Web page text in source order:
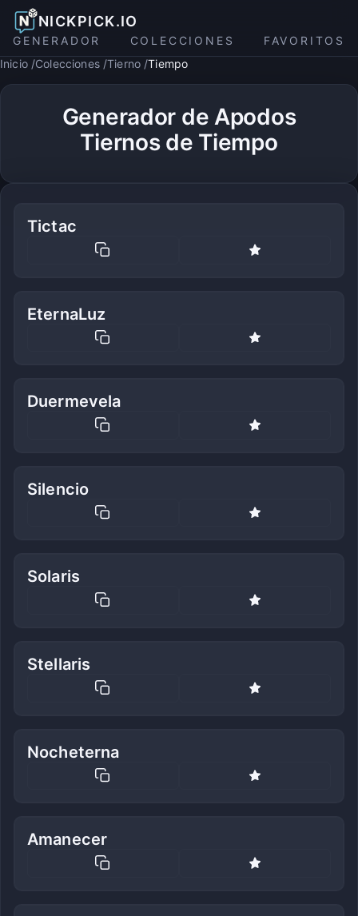
NICKPICK.IO
GENERADOR COLECCIONES
FAVORITOS
Inicio Colecciones Tierno Tiempo
Generador de Apodos
Tiernos de Tiempo
Tictac
EternaLuz
Duermevela
Silencio
Solaris
Stellaris
Nocheterna
Amanecer